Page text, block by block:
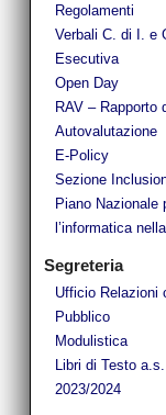
Regolamenti
Verbali C. di I. e
Esecutiva
Open Day
RAV – Rapporto
Autovalutazione
E-Policy
Sezione
Piano Nazionale
l’informatica
Segreteria
Ufficio Relazioni
Pubblico
Modulistica
Libri di Testo a.s.
2023/2024